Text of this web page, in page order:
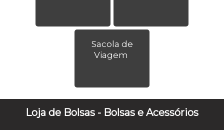
Sacola de
Viagem
Loja de Bolsas - Bolsas e Acessórios